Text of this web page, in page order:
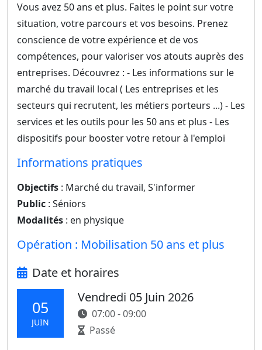
Vous avez 50 ans et plus. Faites le point sur votre
situation, votre parcours et vos besoins. Prenez
conscience de votre expérience et de vos
compétences, pour valoriser vos atouts auprès des
entreprises. Découvrez : - Les informations sur le
marché du travail local ( Les entreprises et les
secteurs qui recrutent, les métiers porteurs ...) - Les
services et les outils pour les 50 ans et plus - Les
dispositifs pour booster votre retour à l'emploi
Informations pratiques
Objectifs : Marché du travail, S'informer
Public : Séniors
Modalités : en physique
Opération : Mobilisation 50 ans et plus
Date et horaires
05
JUIN
Vendredi 05 Juin 2026
07:00 - 09:00
Passé